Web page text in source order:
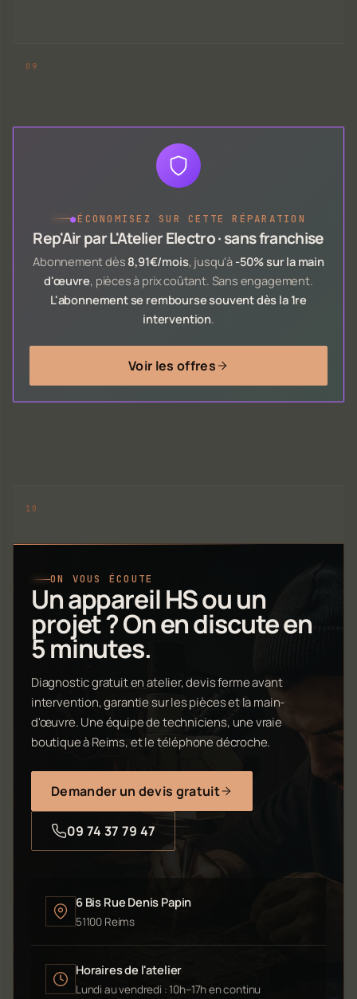
●ÉCONOMISEZ SUR CETTE RÉPARATION
Rep'Air par L'Atelier Electro · sans franchise
Abonnement dès 8,91€/mois, jusqu'à -50% sur la main
d'œuvre, pièces à prix coûtant. Sans engagement.
L'abonnement se rembourse souvent dès la 1re
intervention.
Voir les offres
ON VOUS ÉCOUTE
Un appareil HS ou un
projet ? On en discute en
5 minutes.
Diagnostic gratuit en atelier, devis ferme avant
intervention, garantie sur les pièces et la main-
d'œuvre. Une équipe de techniciens, une vraie
boutique à Reims, et le téléphone décroche.
Demander un devis gratuit
09 74 37 79 47
6 Bis Rue Denis Papin
51100 Reims
Horaires de l'atelier
Lundi au vendredi : 10h–17h en continu